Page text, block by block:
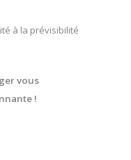
à la prévisibilité
vous
!